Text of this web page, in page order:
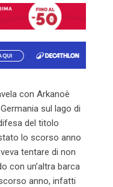
con Arkanoè
sul lago di
del titolo
lo scorso anno
tentare di non
con un’altra barca
anno, infatti